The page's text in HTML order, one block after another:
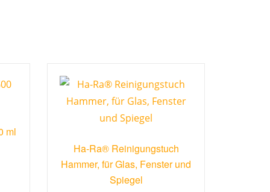
ml
Ha-Ra® Reinigungstuch
Hammer, für Glas, Fenster und
Spiegel